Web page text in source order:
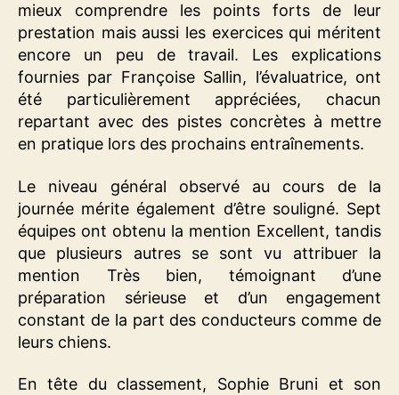
mieux comprendre les points forts de leur
prestation mais aussi les exercices qui méritent
encore un peu de travail. Les explications
fournies par Françoise Sallin, l’évaluatrice, ont
été particulièrement appréciées, chacun
repartant avec des pistes concrètes à mettre
en pratique lors des prochains entraînements.
Le niveau général observé au cours de la
journée mérite également d’être souligné. Sept
équipes ont obtenu la mention Excellent, tandis
que plusieurs autres se sont vu attribuer la
mention Très bien, témoignant d’une
préparation sérieuse et d’un engagement
constant de la part des conducteurs comme de
leurs chiens.
En tête du classement, Sophie Bruni et son